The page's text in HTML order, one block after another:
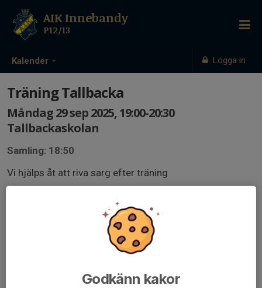
Kalender Logga in
AIK Innebandy
P12/13
Träning Tallbacka
Måndag 29 sep 2025, 19:00-20:30
Tallbackaskolan
Samling: 18:50
Vi hjälps åt att riva sarg efter träning
Godkänn kakor